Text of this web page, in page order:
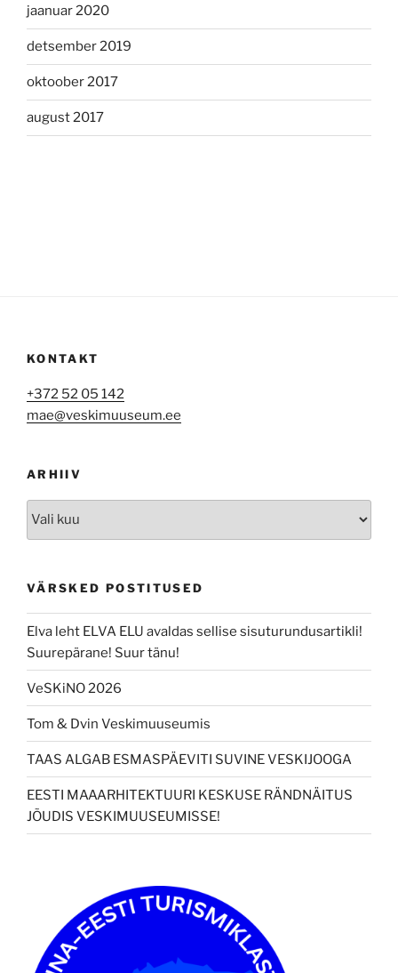
jaanuar 2020
detsember 2019
oktoober 2017
august 2017
KONTAKT
+372 52 05 142
mae@veskimuuseum.ee
ARHIIV
VÄRSKED POSTITUSED
Elva leht ELVA ELU avaldas sellise sisuturundusartikli!
Suurepärane! Suur tänu!
VeSKiNO 2026
Tom & Dvin Veskimuuseumis
TAAS ALGAB ESMASPÄEVITI SUVINE VESKIJOOGA
EESTI MAAARHITEKTUURI KESKUSE RÄNDNÄITUS
JÕUDIS VESKIMUUSEUMISSE!